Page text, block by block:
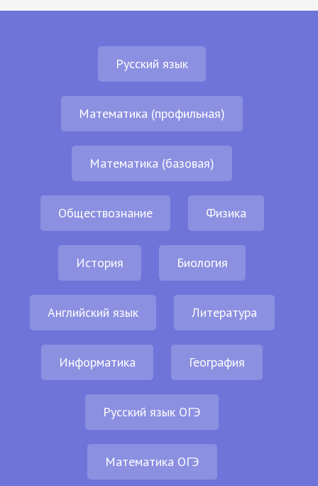
Русский язык
Математика (профильная)
Математика (базовая)
Обществознание Физика
История Биология
Английский язык Литература
Информатика География
Русский язык ОГЭ
Математика ОГЭ